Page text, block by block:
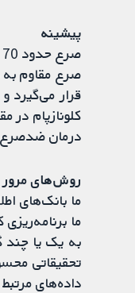
پیشینه
قرار می‌گیرد
کلونازپام در
درمان ضدصرع
روش‌های مرور
ما بانک‌های
ما
به یک یا چند
تحقیقاتی
داده‌های مرتبط